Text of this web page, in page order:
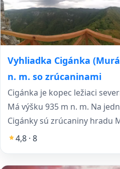
Vyhliadka Cigánka
n. m. so zrúcaninami
Cigánka je kopec ležiaci
Má výšku 935 m n. m. Na
Cigánky sú zrúcaniny hradu
4,8 · 8